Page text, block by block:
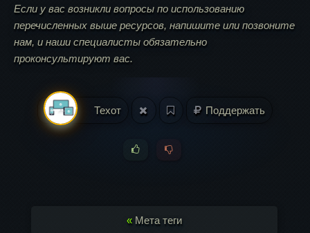
Если у вас возникли вопросы по использованию
перечисленных выше ресурсов, напишите или позвоните
нам, и наши специалисты обязательно
проконсультируют вас.
Техот Поддержать
«Мета теги